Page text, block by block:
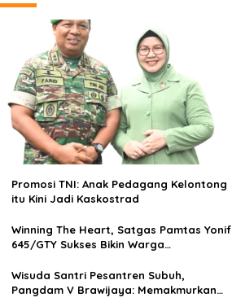
Promosi TNI: Anak Pedagang Kelontong
itu Kini Jadi Kaskostrad
Winning The Heart, Satgas Pamtas Yonif
645/GTY Sukses Bikin Warga
Wisuda Santri Pesantren Subuh,
Pangdam V Brawijaya: Memakmurkan